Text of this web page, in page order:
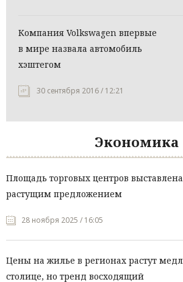
Компания Volkswagen впервые
в мире назвала автомобиль
хэштегом
30 сентября 2016 / 12:21
Экономика
Площадь торговых центров
растущим предложением
28 ноября 2025 / 16:05
Цены на жилье в регионах растут
столице, но тренд восходящий